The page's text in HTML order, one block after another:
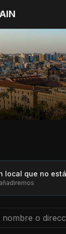
local que no